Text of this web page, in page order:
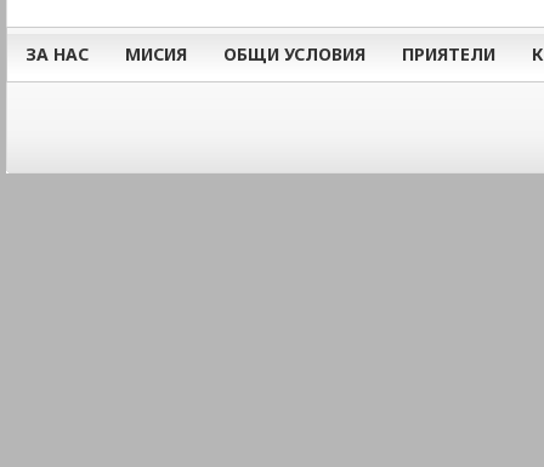
ЗА НАС МИСИЯ ОБЩИ УСЛОВИЯ ПРИЯТЕЛИ